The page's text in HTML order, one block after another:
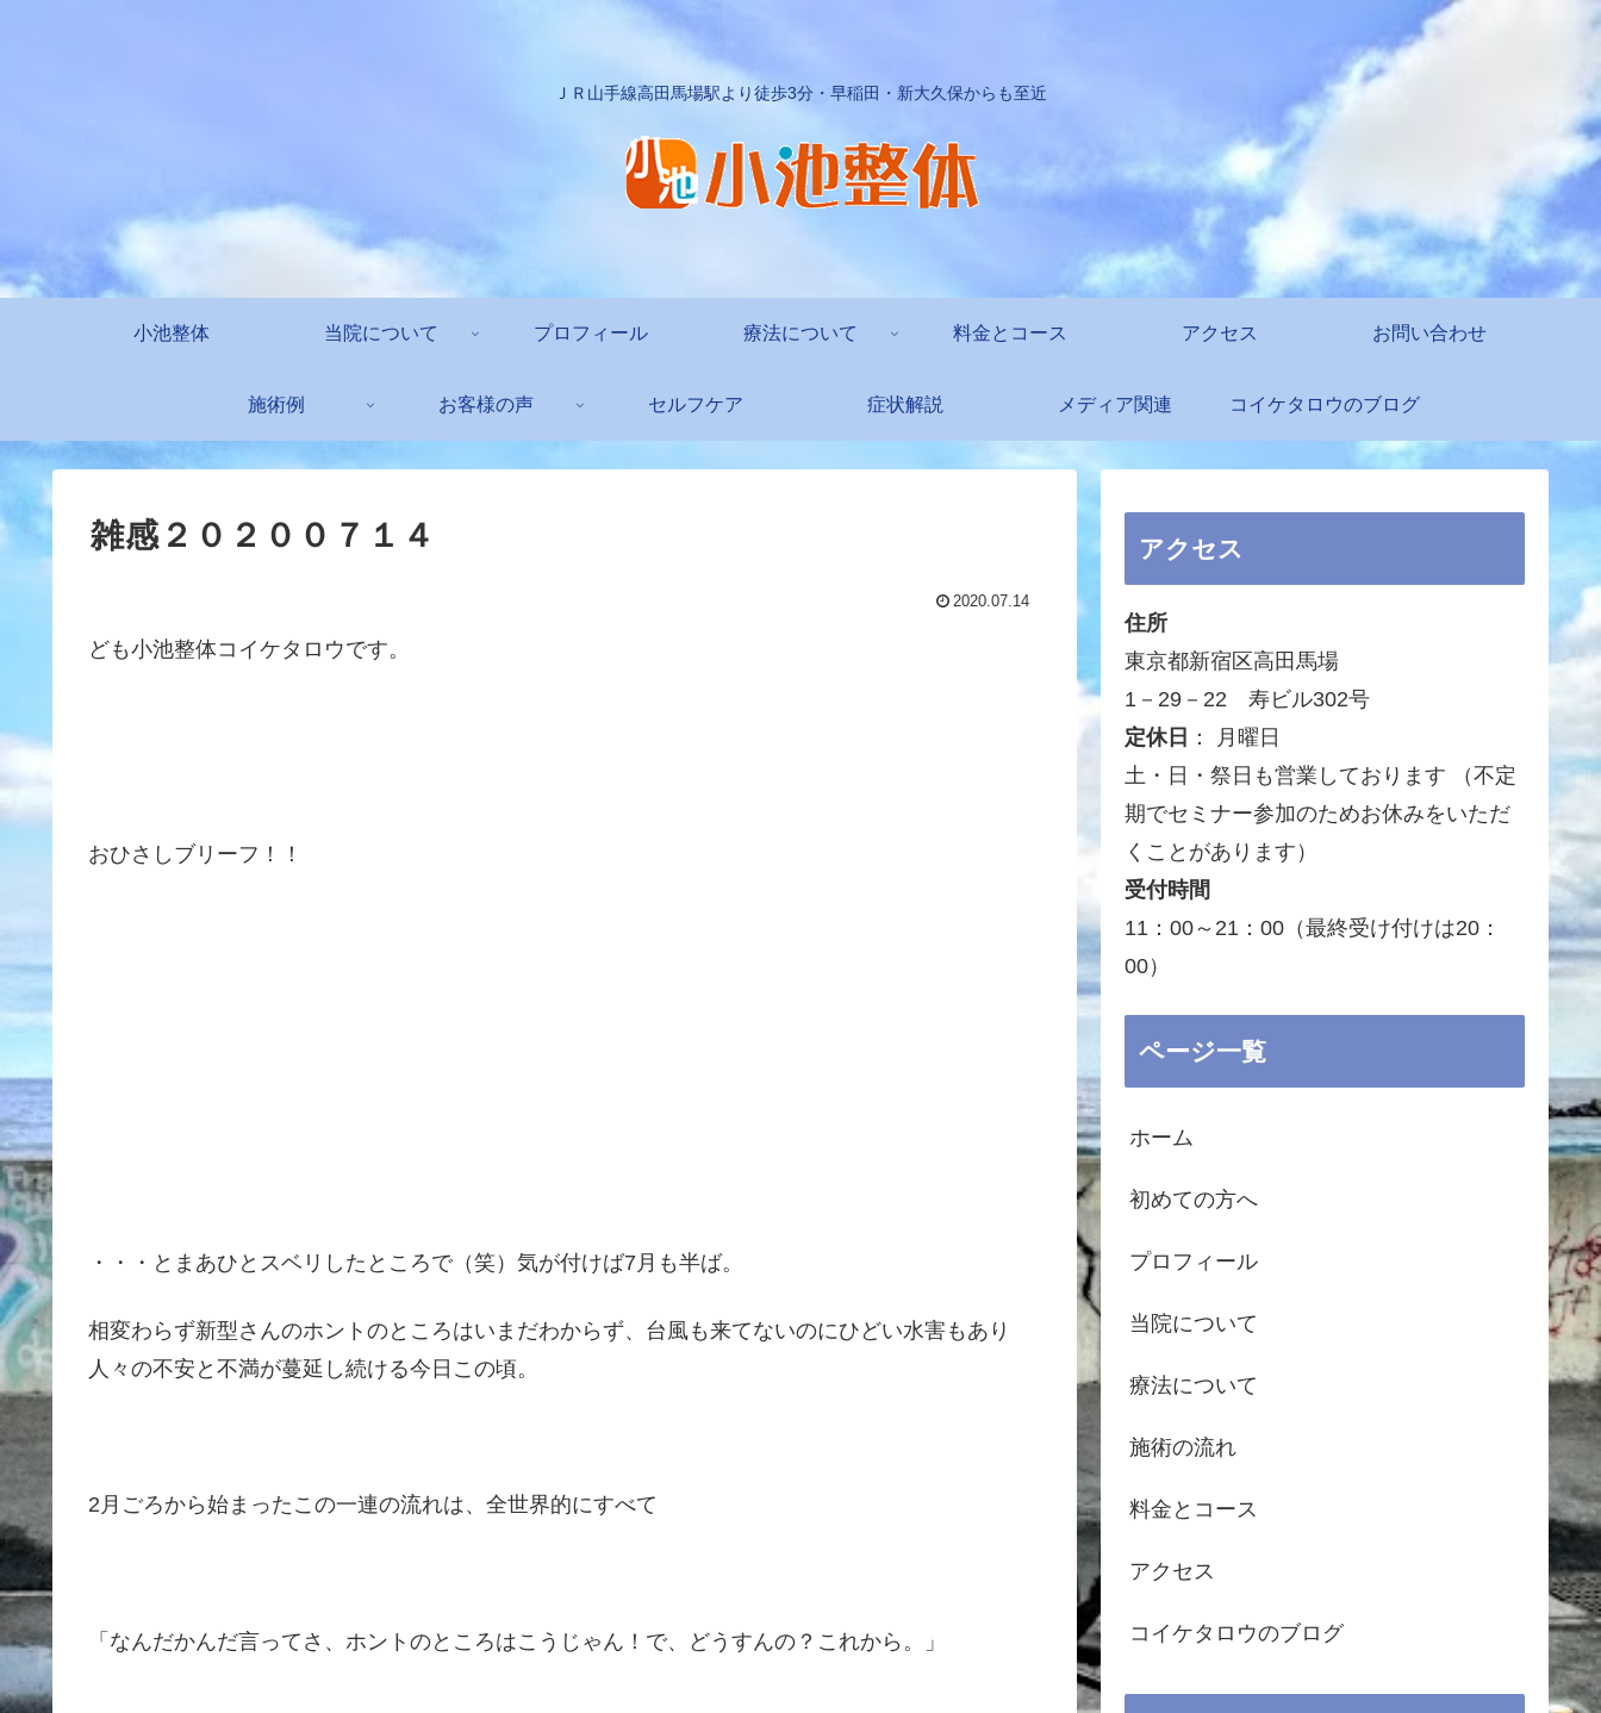
ＪＲ山手線高田馬場駅より徒歩3分・早稲田・新大久保からも至近
小池整体 当院について プロフィール 療法について 料金とコース アクセス お問い合わせ
施術例 お客様の声 セルフケア 症状解説 メディア関連 コイケタロウのブログ
雑感２０２００７１４
2020.07.14
ども小池整体コイケタロウです。
おひさしブリーフ！！
・・・とまあひとスベリしたところで（笑）気が付けば7月も半ば。
相変わらず新型さんのホントのところはいまだわからず、台風も来てないのにひどい水害もあり
人々の不安と不満が蔓延し続ける今日この頃。
2月ごろから始まったこの一連の流れは、全世界的にすべて
「なんだかんだ言ってさ、ホントのところはこうじゃん！で、どうすんの？これから。」
アクセス
住所
東京都新宿区高田馬場
1－29－22 寿ビル302号
定休日 ： 月曜日
土・日・祭日も営業しております （不定
期でセミナー参加のためお休みをいただ
くことがあります）
受付時間
11：00～21：00（最終受け付けは20：
00）
ページ一覧
ホーム
初めての方へ
プロフィール
当院について
療法について
施術の流れ
料金とコース
アクセス
コイケタロウのブログ